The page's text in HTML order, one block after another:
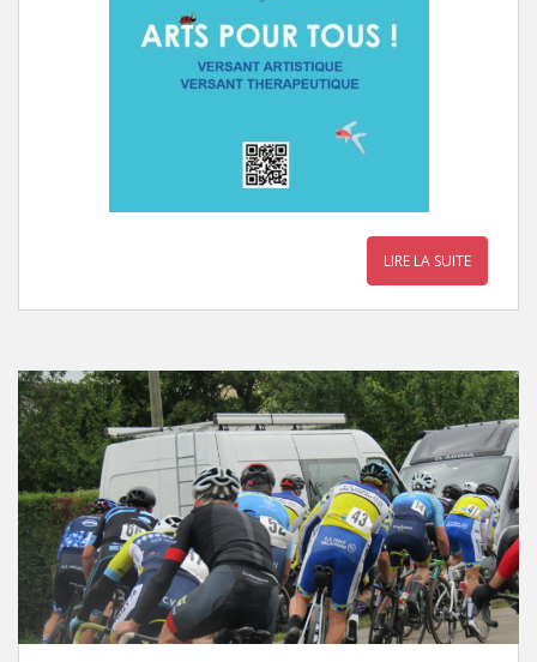
LIRE LA SUITE